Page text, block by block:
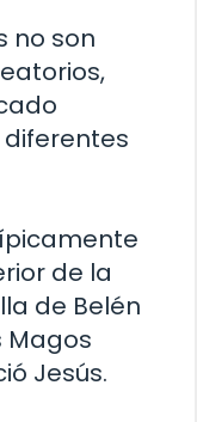
no son
de la
de Belén
Magos
Jesús.